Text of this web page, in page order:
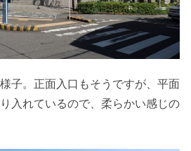
子。正面入口もそうですが、平面
入れているので、柔らかい感じの